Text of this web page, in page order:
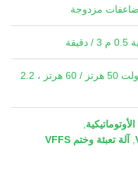
مزدوجة
مرحلة واحدة 220 فولت 50 هرتز / 60 هرتز ، 2.2
آلة تعبئة وختم VFFS